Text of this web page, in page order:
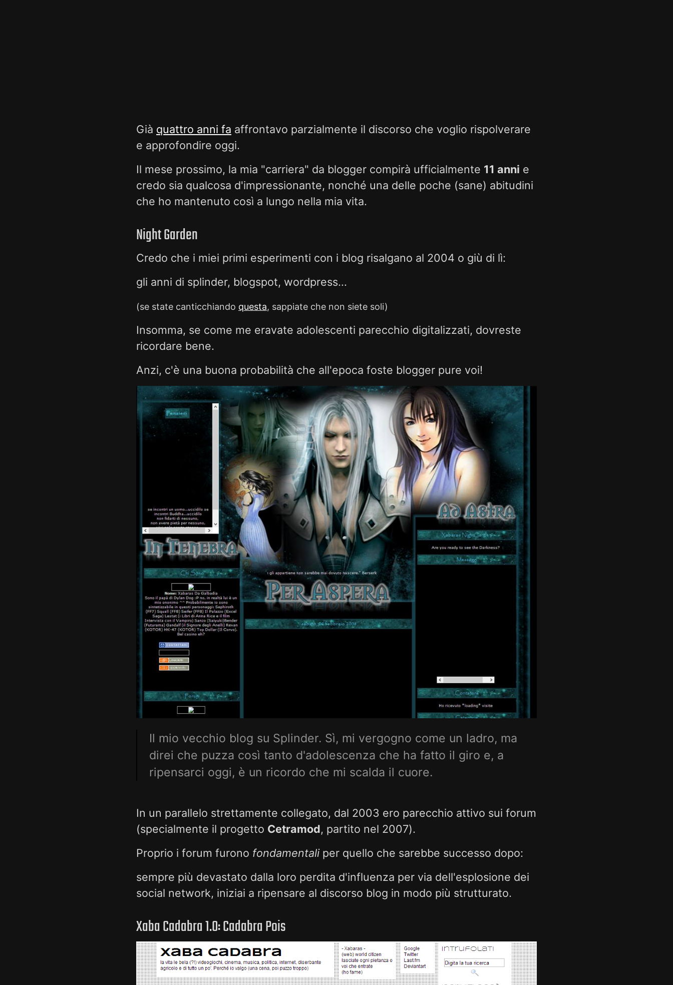
Già quattro anni fa affrontavo parzialmente il discorso che voglio rispolverare
e approfondire oggi.
Il mese prossimo, la mia "carriera" da blogger compirà ufficialmente 11 anni e
credo sia qualcosa d'impressionante, nonché una delle poche (sane) abitudini
che ho mantenuto così a lungo nella mia vita.
Night Garden
Credo che i miei primi esperimenti con i blog risalgano al 2004 o giù di lì:
gli anni di splinder, blogspot, wordpress...
(se state canticchiando questa, sappiate che non siete soli)
Insomma, se come me eravate adolescenti parecchio digitalizzati, dovreste
ricordare bene.
Anzi, c'è una buona probabilità che all'epoca foste blogger pure voi!
Il mio vecchio blog su Splinder. Sì, mi vergogno come un ladro, ma
direi che puzza così tanto d'adolescenza che ha fatto il giro e, a
ripensarci oggi, è un ricordo che mi scalda il cuore.
In un parallelo strettamente collegato, dal 2003 ero parecchio attivo sui forum
(specialmente il progetto Cetramod, partito nel 2007).
Proprio i forum furono fondamentaliper quello che sarebbe successo dopo:
sempre più devastato dalla loro perdita d'influenza per via dell'esplosione dei
social network, iniziai a ripensare al discorso blog in modo più strutturato.
Xaba Cadabra 1.0: Cadabra Pois